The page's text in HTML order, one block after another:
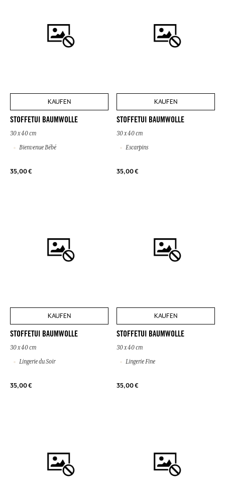
KAUFEN
STOFFETUI BAUMWOLLE
30 x 40 cm
Bienvenue Bébé
35,00 €
KAUFEN
STOFFETUI BAUMWOLLE
30 x 40 cm
Escarpins
35,00 €
KAUFEN
STOFFETUI BAUMWOLLE
30 x 40 cm
Lingerie du Soir
35,00 €
KAUFEN
STOFFETUI BAUMWOLLE
30 x 40 cm
Lingerie Fine
35,00 €